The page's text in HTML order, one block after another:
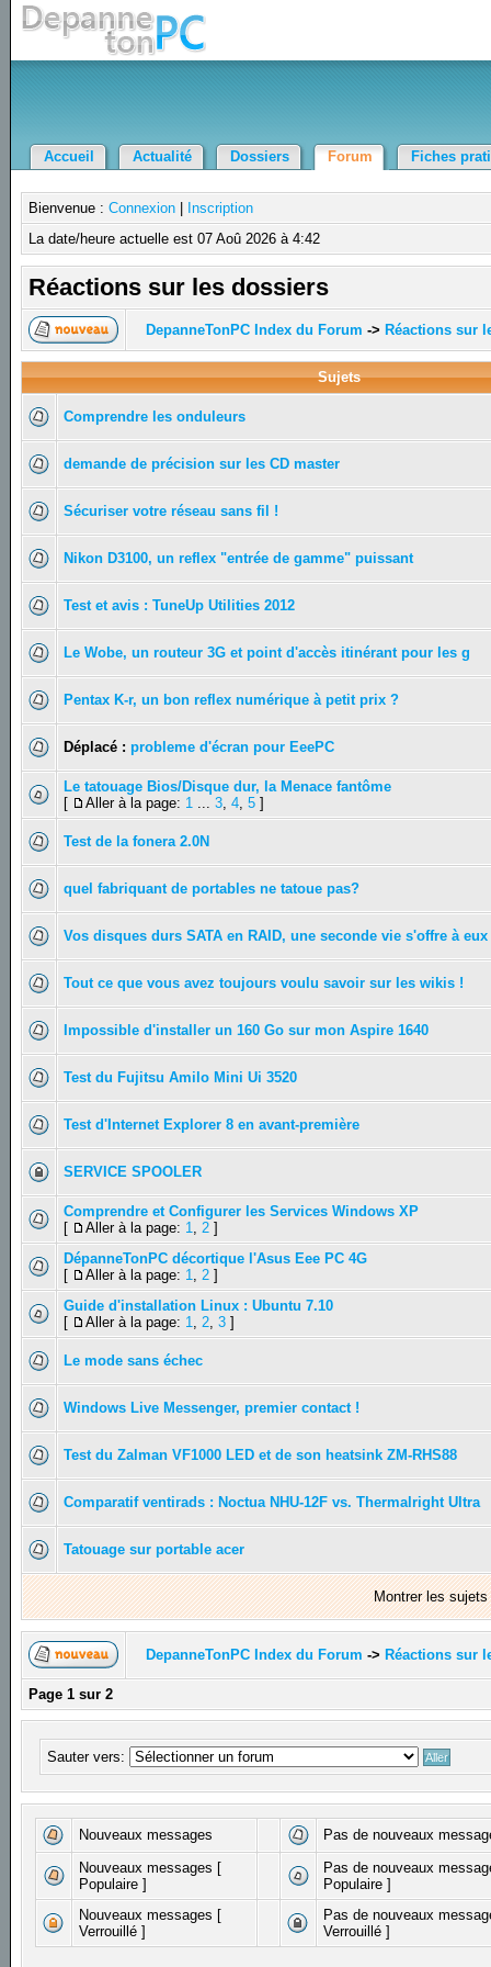
Accueil Actualité Dossiers Forum Fiches
Bienvenue :Connexion
Inscription
La date/heure actuelle est 07 Aoû 2026 à 4:42
Réactions sur les dossiers
DepanneTonPC Index du Forum ->Réactions sur
Sujets
Comprendre les onduleurs
demande de précision sur les CD master
Sécuriser votre réseau sans fil !
Nikon D3100, un reflex "entrée de gamme" puissant
Test et avis : TuneUp Utilities 2012
Le Wobe, un routeur 3G et point d'accès itinérant pour les g
Pentax K-r, un bon reflex numérique à petit prix ?
Déplacé : probleme d'écran pour EeePC
Le tatouage Bios/Disque dur, la Menace fantôme
[
Aller à la page: 1 ...3,4,5 ]
Test de la fonera 2.0N
quel fabriquant de portables ne tatoue pas?
Vos disques durs SATA en RAID, une seconde vie s'offre à eux
Tout ce que vous avez toujours voulu savoir sur les wikis !
Impossible d'installer un 160 Go sur mon Aspire 1640
Test du Fujitsu Amilo Mini Ui 3520
Test d'Internet Explorer 8 en avant-première
SERVICE SPOOLER
Comprendre et Configurer les Services Windows XP
[
Aller à la page: 1,2 ]
DépanneTonPC décortique l'Asus Eee PC 4G
[
Aller à la page: 1,2 ]
Guide d'installation Linux : Ubuntu 7.10
[
Aller à la page: 1,2,3 ]
Le mode sans échec
Windows Live Messenger, premier contact !
Test du Zalman VF1000 LED et de son heatsink ZM-RHS88
Comparatif ventirads : Noctua NHU-12F vs. Thermalright Ultra
Tatouage sur portable acer
Montrer les
DepanneTonPC Index du Forum -> Réactions sur
Page1 sur2
Sauter vers:
Nouveaux messages
Pas de nouveaux
Nouveaux messages [
Populaire ]
Pas de nouveaux
Populaire ]
Nouveaux messages [
Verrouillé ]
Pas de nouveaux
Verrouillé ]